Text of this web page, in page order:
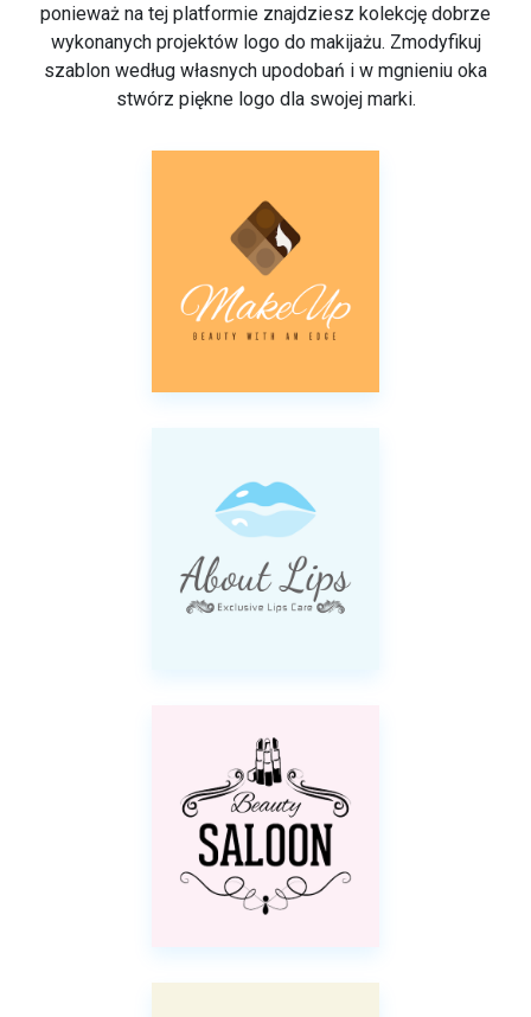
ponieważ na tej platformie znajdziesz kolekcję dobrze
wykonanych projektów logo do makijażu. Zmodyfikuj
szablon według własnych upodobań i w mgnieniu oka
stwórz piękne logo dla swojej marki.